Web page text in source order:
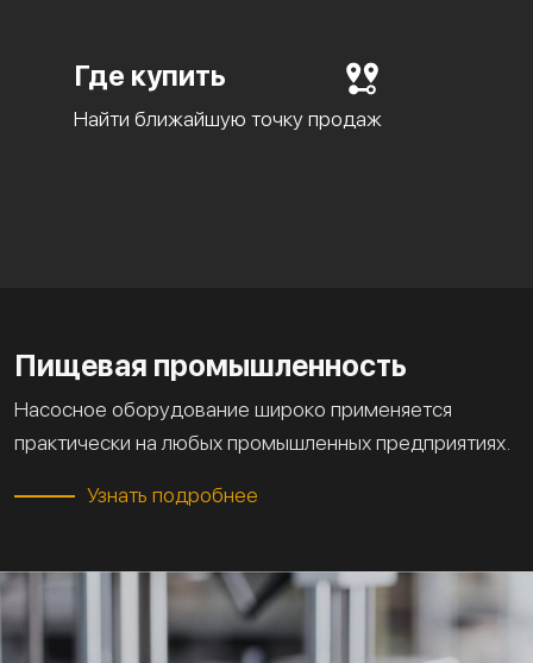
Где купить
Найти ближайшую точку продаж
Пищевая промышленность
Насосное оборудование широко применяется
практически на любых промышленных предприятиях.
Узнать подробнее